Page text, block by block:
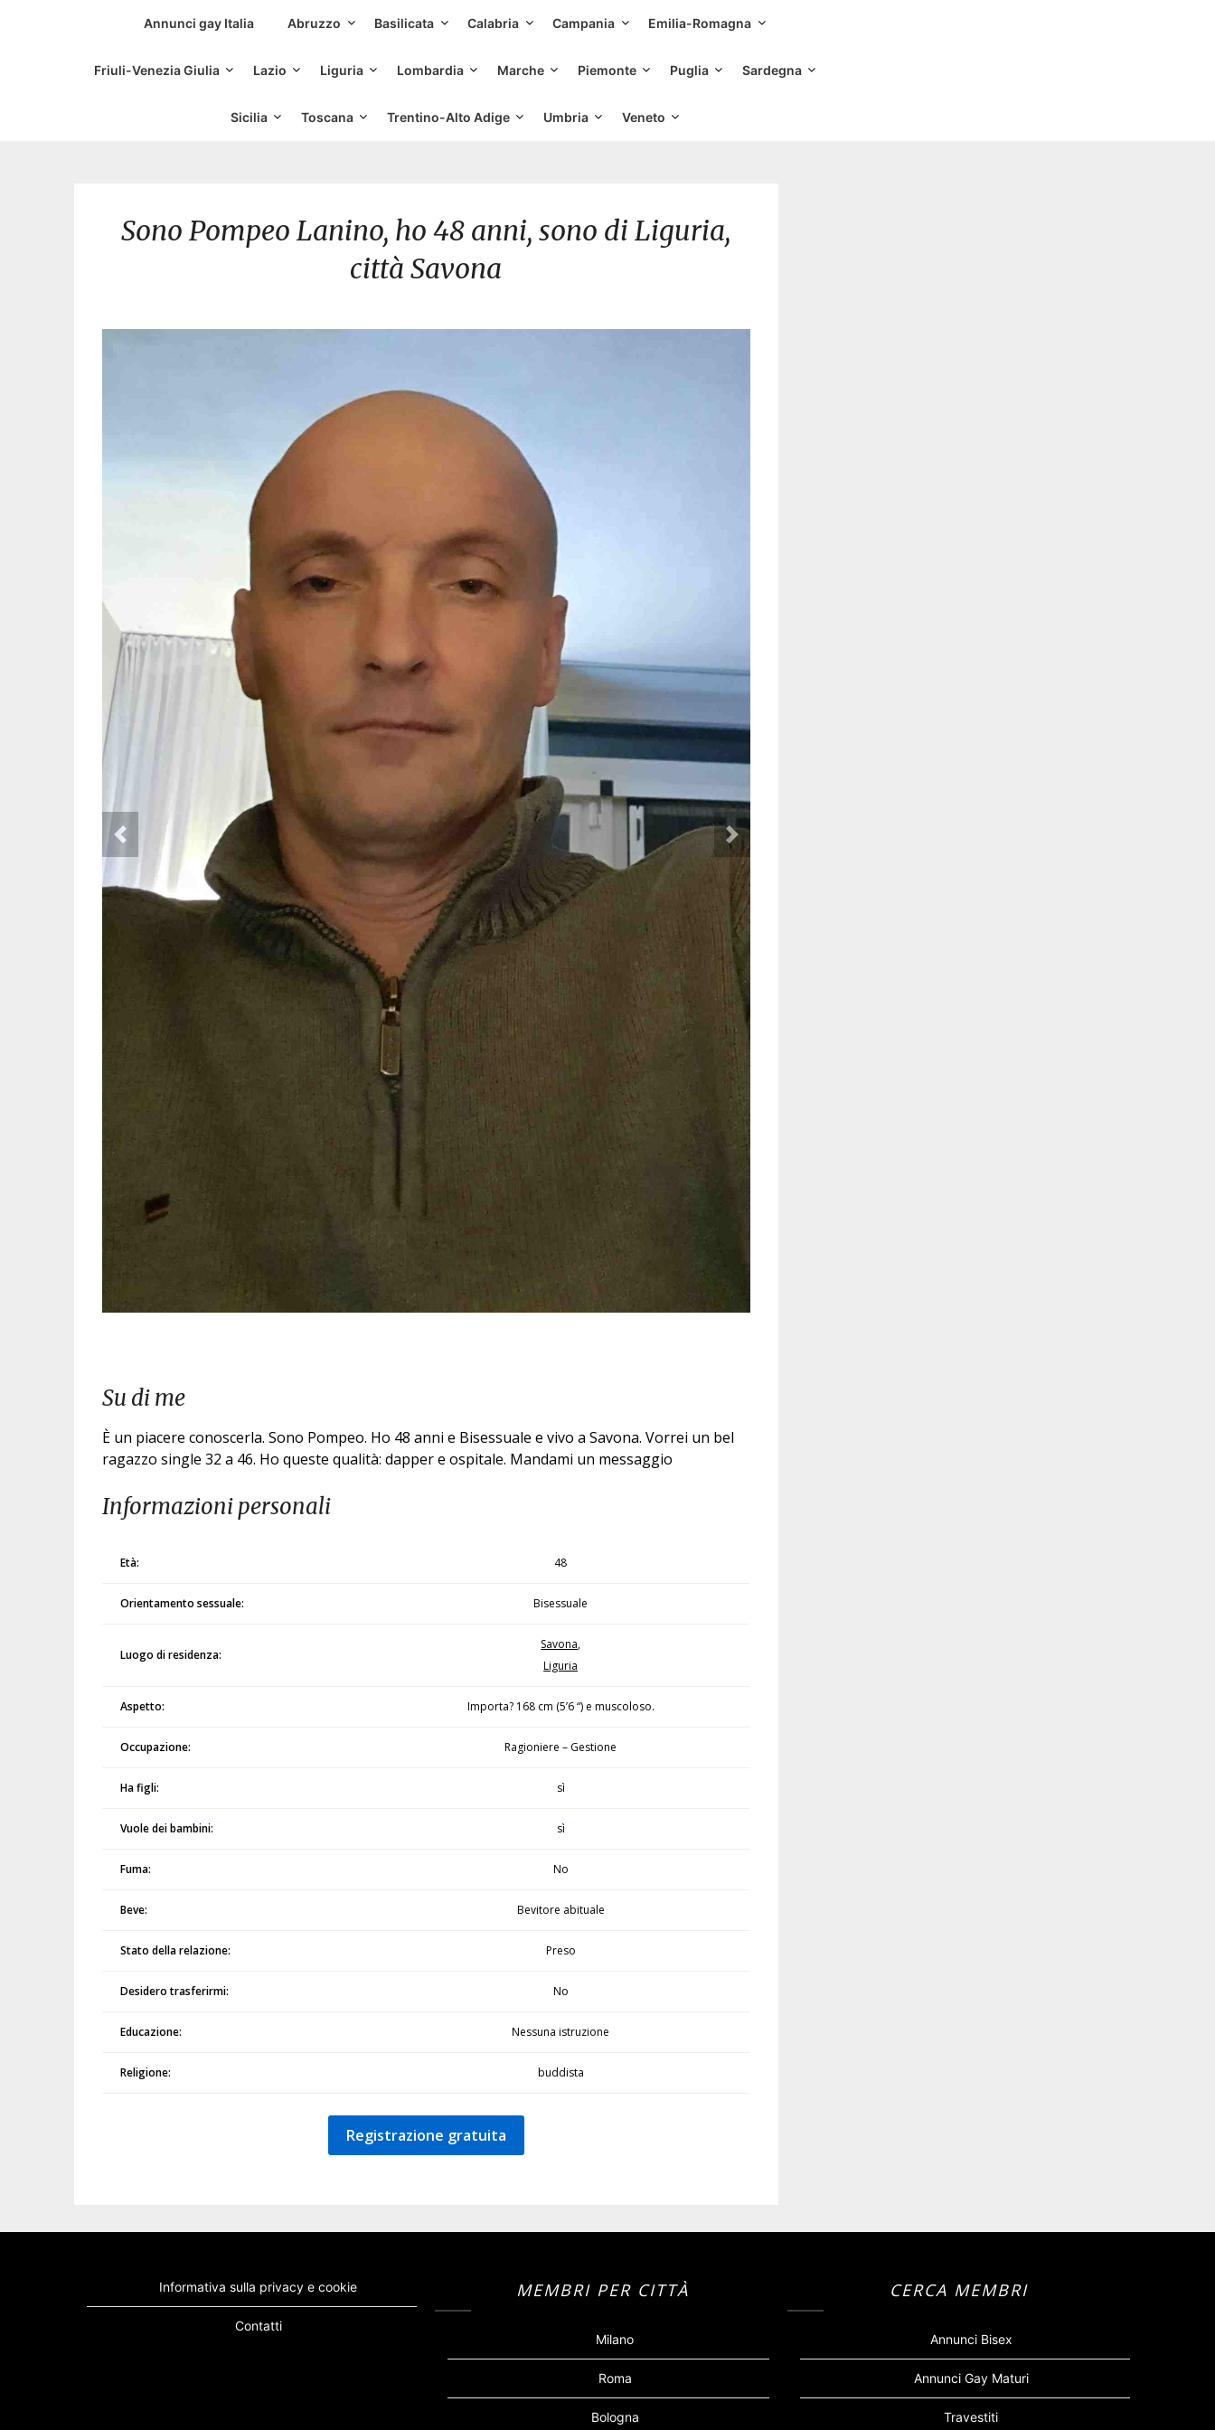
Siti Incontri Gay
Annunci gay Italia Abruzzo Basilicata Calabria Campania Emilia-Romagna
Friuli-Venezia Giulia Lazio Liguria Lombardia Marche Piemonte Puglia Sardegna
Sicilia Toscana Trentino-Alto Adige Umbria Veneto
Sono Pompeo Lanino, ho 48 anni, sono di Liguria,
città Savona
Su di me
È un piacere conoscerla. Sono Pompeo. Ho 48 anni e Bisessuale e vivo a Savona. Vorrei un bel
ragazzo single 32 a 46. Ho queste qualità: dapper e ospitale. Mandami un messaggio
Informazioni personali
Età: 48
Orientamento sessuale: Bisessuale
Luogo di residenza:
Savona,
Liguria
Aspetto: Importa? 168 cm (5’6 “) e muscoloso.
Occupazione: Ragioniere – Gestione
Ha figli: sì
Vuole dei bambini: sì
Fuma: No
Beve: Bevitore abituale
Stato della relazione: Preso
Desidero trasferirmi: No
Educazione: Nessuna istruzione
Religione: buddista
Registrazione gratuita
Informativa sulla privacy e cookie
Contatti
MEMBRI PER CITTÀ
Milano
Roma
Bologna
CERCA MEMBRI
Annunci Bisex
Annunci Gay Maturi
Travestiti